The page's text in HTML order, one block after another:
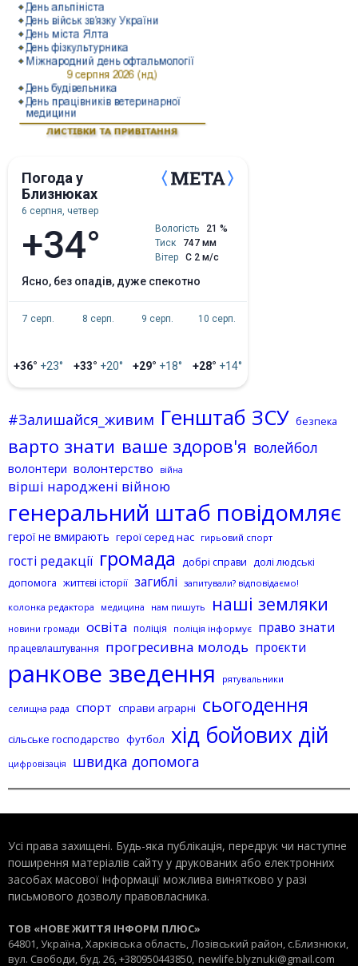
Погода у
Близнюках
6 серпня, четвер
+34° Вологість
21 %
Тиск
747 мм
Вітер
С 2 м/с
ясно, без опадів, дуже спекотно
7 серп.
+36° +23°
8 серп.
+33° +20°
9 серп.
+29° +18°
10 серп.
+28° +14°
#Залишайся_живим Генштаб ЗСУ безпека
варто знати ваше здоров'я волейбол
волонтери волонтерство війна
вірші народжені війною
генеральний штаб повідомляє
герої не вмирають герої серед нас гирьовий спорт
гості редакції громада добрі справи долі людські
допомога життєві історії загиблі запитували? відповідаємо!
колонка редактора
медицина нам пишуть наші земляки
новини громади освіта поліція поліція інформує право знати
працевлаштування прогресивна молодь проєкти
ранкове зведення рятувальники
селищна рада спорт справи аграрні сьогодення
сільське господарство футбол хід бойових дій
цифровізація швидка допомога
Усі права захищені. Будь-яка публiкацiя, передрук чи наступне
поширення матеріалів сайту у друкованих або електронних
засобах масової інформації можлива винятково у разі
письмового дозволу правовласника.
ТОВ «НОВЕ ЖИТТЯ ІНФОРМ ПЛЮС»
64801, Україна, Харківська область, Лозівський район, с.Близнюки,
вул. Свободи, буд. 26, +380950443850, newlife.blyznuki@gmail.com